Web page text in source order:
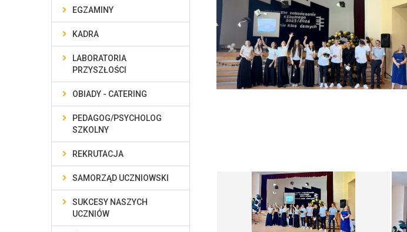
EGZAMINY
KADRA
LABORATORIA
PRZYSZŁOŚCI
OBIADY - CATERING
PEDAGOG/PSYCHOLOG
SZKOLNY
REKRUTACJA
SAMORZĄD UCZNIOWSKI
SUKCESY NASZYCH
UCZNIÓW